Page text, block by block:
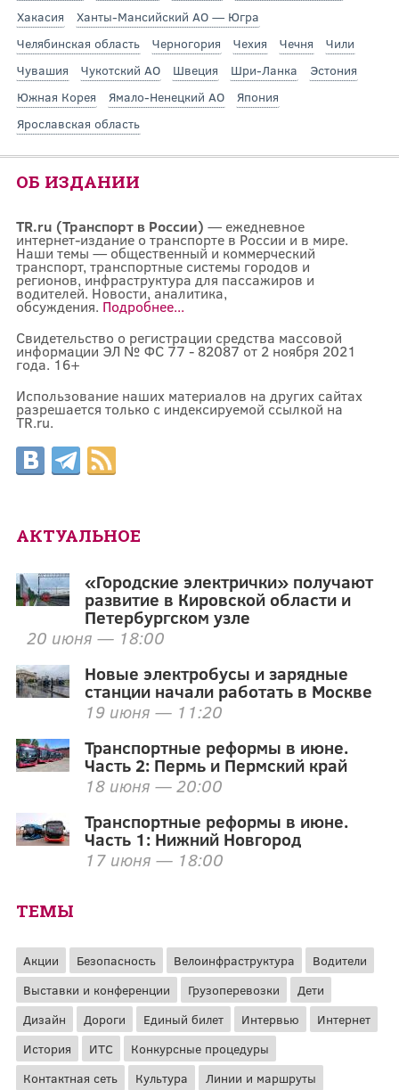
Хакасия
Ханты-Мансийский АО — Югра
Челябинская область
Черногория Чехия Чечня
Чили
Чувашия
Чукотский АО Швеция Шри-Ланка
Эстония
Южная Корея
Ямало-Ненецкий АО
Япония
Ярославская область
ОБ ИЗДАНИИ
TR.ru (Транспорт в России) — ежедневное
интернет-издание о транспорте в России и в мире.
Наши темы — общественный и коммерческий
транспорт, транспортные системы городов и
регионов, инфраструктура для пассажиров и
водителей. Новости, аналитика,
обсуждения. Подробнее...
Свидетельство о регистрации средства массовой
информации ЭЛ № ФС 77 - 82087 от 2 ноября 2021
года. 16+
Использование наших материалов на других сайтах
разрешается только с индексируемой ссылкой на
TR.ru.
АКТУАЛЬНОЕ
«Городские электрички» получают
развитие в Кировской области и
Петербургском узле
20 июня — 18:00
Новые электробусы и зарядные
станции начали работать в Москве
19 июня — 11:20
Транспортные реформы в июне.
Часть 2: Пермь и Пермский край
18 июня — 20:00
Транспортные реформы в июне.
Часть 1: Нижний Новгород
17 июня — 18:00
ТЕМЫ
Акции Безопасность Велоинфраструктура
Водители
Выставки и конференции
Грузоперевозки
Дети
Дизайн
Дороги Единый билет Интервью
Интернет
История
ИТС
Конкурсные процедуры
Контактная сеть
Культура Линии и маршруты